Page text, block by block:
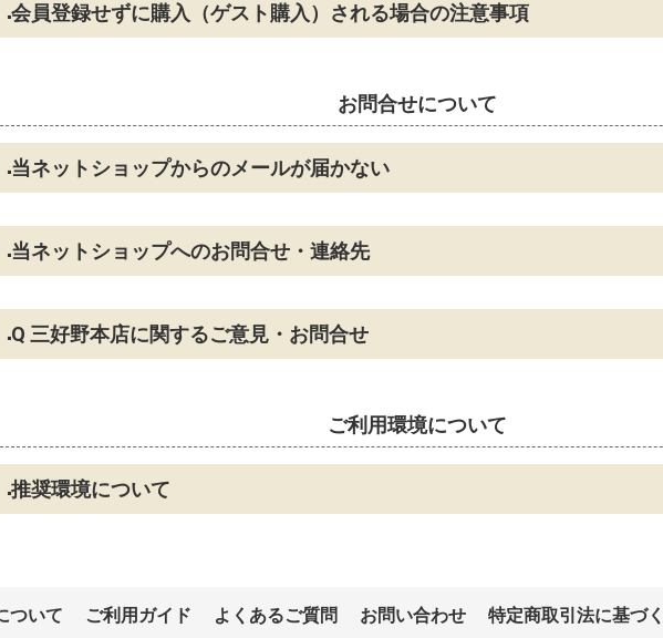
会員登録せずに購入（ゲスト購入）される場合の注意事項
お問合せについて
当ネットショップからのメールが届かない
当ネットショップへのお問合せ・連絡先
Q 三好野本店に関するご意見・お問合せ
ご利用環境について
推奨環境について
ついて ご利用ガイド よくあるご質問 お問い合わせ 特定商取引法に基づ